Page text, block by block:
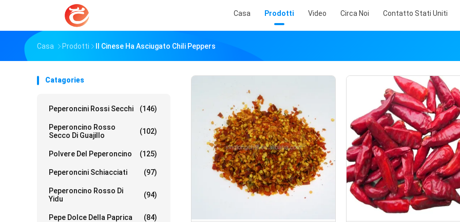
Casa Prodotti Video Circa Noi Contatto Stati Uniti
Casa Prodotti Il Cinese Ha Asciugato Chili Peppers
Catagories
Peperoncini Rossi Secchi (146)
Peperoncino Rosso
Secco Di Guajillo
(102)
Polvere Del Peperoncino (125)
Peperoncini Schiacciati (97)
Peperoncino Rosso Di
Yidu
(94)
Pepe Dolce Della Paprica (84)